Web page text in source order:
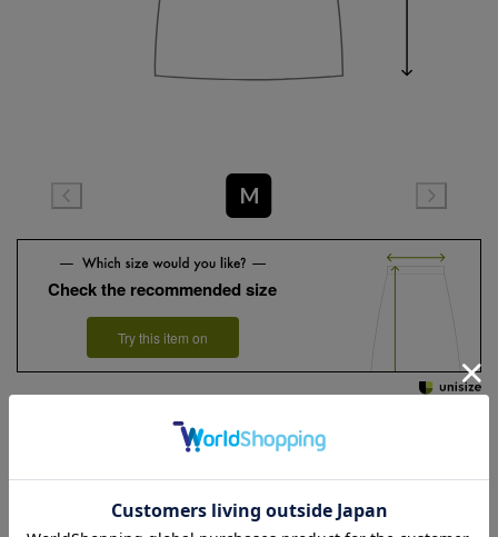
M
Check the recommended size
Try this item on
商品説明